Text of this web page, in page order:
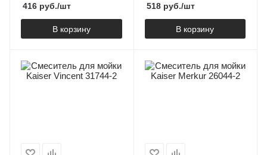
416 руб./шт
В корзину
518руб./шт
В корзину